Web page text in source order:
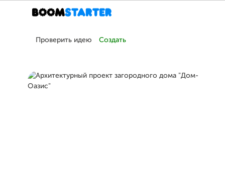
Проверить идею Создать